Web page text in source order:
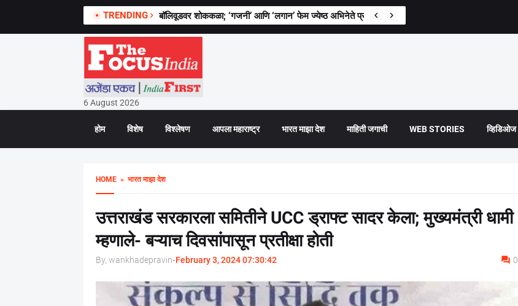
TRENDING बॉलिवूडवर शोककळा; ‘गजनी’ आणि ‘लगान’ फेम ज्येष्ठ अभिनेते प्रदीप रावत यांचे निधन
6 August 2026
होम विशेष विश्लेषण आपला महाराष्ट्र भारत माझा देश माहिती जगाची WEB STORIES व्हिडिओज
HOME» भारत माझा देश
उत्तराखंड सरकारला समितीने UCC ड्राफ्ट सादर केला; मुख्यमंत्री धामी
म्हणाले- बऱ्याच दिवसांपासून प्रतीक्षा होती
By, wankhadepravin-February 3, 2024 07:30:42 0